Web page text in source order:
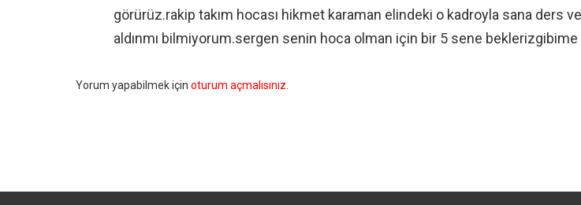
görürüz.rakip takım hocası hikmet karaman elindeki o kadroyla sana ders
aldınmı bilmiyorum.sergen senin hoca olman için bir 5 sene beklerizgibime
Bir
Yorum yapabilmek için oturum açmalısınız